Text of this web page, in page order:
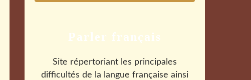
Parler français
Site répertoriant les principales
difficultés de la langue française ainsi